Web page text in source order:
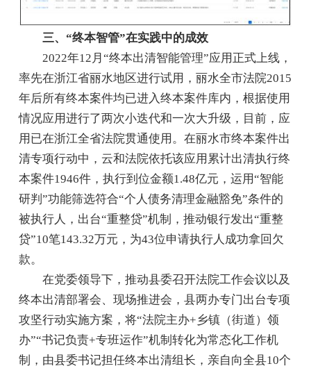
三、“终本智管”在实践中的成效
2022年12月“终本出清智能管理”应用正式上线，
率先在浙江省丽水地区进行试用，丽水全市法院2015
年后所有终本案件均已进入终本案件库内，根据使用
情况应用进行了两次小迭代和一次大升级，目前，应
用已在浙江全省法院贯通使用。在丽水市终本案件出
清专项行动中，云和法院依托该应用累计出清执行终
本案件1946件，执行到位金额1.48亿元，运用“智能
研判”功能筛选符合“个人债务清理金融豁免”条件的
被执行人，出台“重整贷”机制，推动银行发出“重整
贷”10笔143.32万元，为43位申请执行人成功拿回欠
款。
在党委领导下，推动县委召开法院工作会议以及
终本出清部署会、现场推进会，县两办专门出台专项
攻坚行动实施方案，将“法院主办+乡镇（街道）领
办”“书记负责+专班运作”机制转化为常态化工作机
制，由县委书记担任终本出清组长，亲自向全县10个